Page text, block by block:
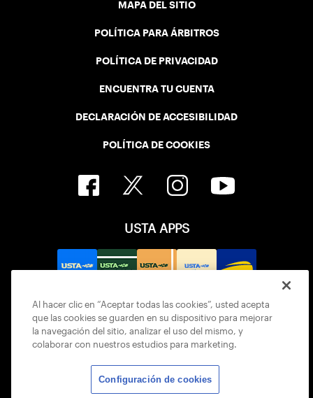
MAPA DEL SITIO
POLÍTICA PARA ÁRBITROS
POLÍTICA DE PRIVACIDAD
ENCUENTRA TU CUENTA
DECLARACIÓN DE ACCESIBILIDAD
POLÍTICA DE COOKIES
USTA APPS
Al hacer clic en “Aceptar todas las cookies”, usted acepta
que las cookies se guarden en su dispositivo para mejorar
la navegación del sitio, analizar el uso del mismo, y
colaborar con nuestros estudios para marketing.
Configuración de cookies